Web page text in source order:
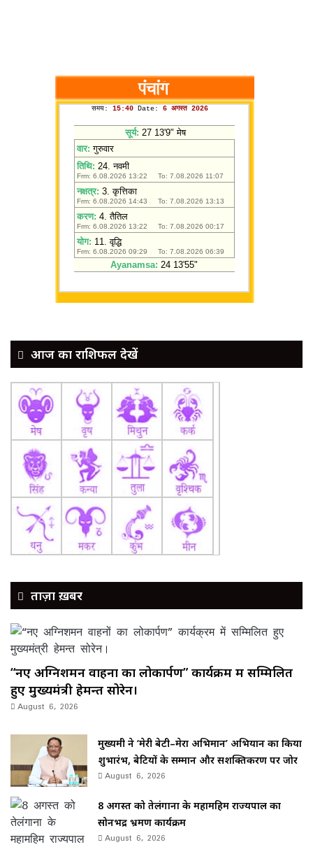
आज का राशिफल देखें
ताज़ा ख़बर
“नए अग्निशमन वाहनों का लोकार्पण” कार्यक्रम में सम्मिलित
हुए मुख्यमंत्री हेमन्त सोरेन।
August 6, 2026
मुख्यमंत्री ने ‘मेरी बेटी–मेरा अभिमान’ अभियान का किया
शुभारंभ, बेटियों के सम्मान और सशक्तिकरण पर जोर
August 6, 2026
8 अगस्त को तेलंगाना के महामहिम राज्यपाल का
सोनभद्र भ्रमण कार्यक्रम
August 6, 2026